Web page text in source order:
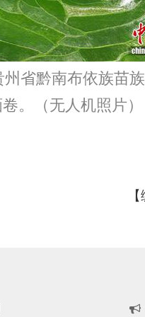
黔南布依族苗族
。（无人机照片）